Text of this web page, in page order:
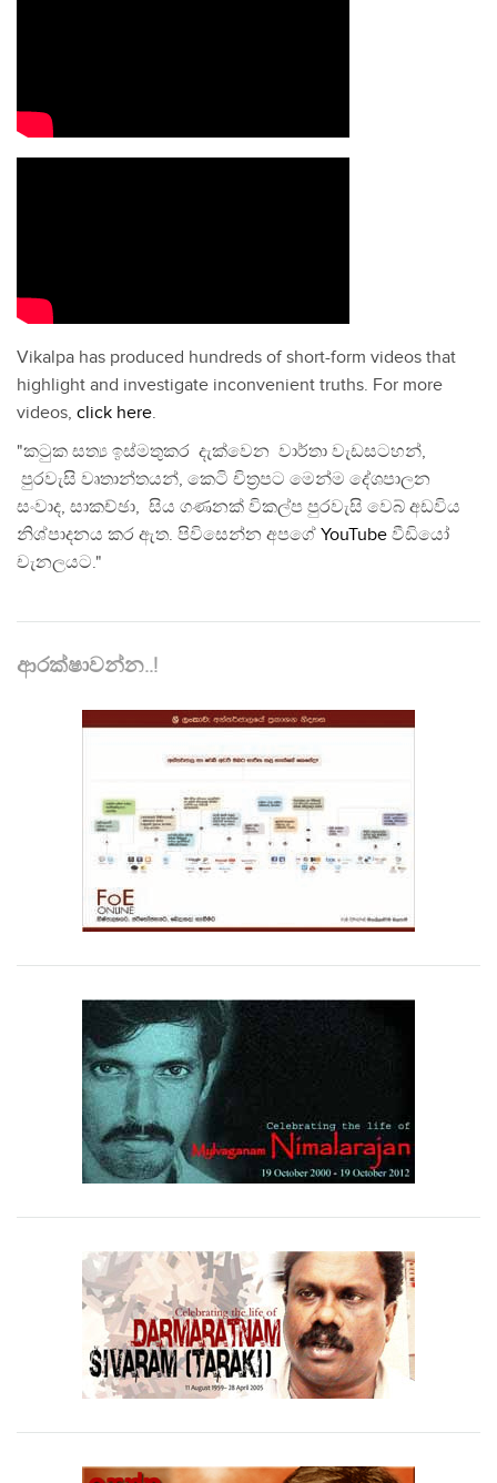
Vikalpa has produced hundreds of short-form videos that
highlight and investigate inconvenient truths. For more
videos, click here.
"කටුක සත්‍ය ඉස්මතුකර දැක්වෙන වාර්තා වැඩසටහන්,
පුරවැසි වෘතාන්තයන්, කෙටි චිත්‍රපට මෙන්ම දේශපාලන
සංවාද, සාකච්ඡා, සිය ගණනක් විකල්ප පුරවැසි වෙබ් අඩවිය
නිශ්පාදනය කර ඇත. පිවිසෙන්න අපගේ YouTube වීඩියෝ
චැනලයට."
ආරක්ෂාවන්න..!